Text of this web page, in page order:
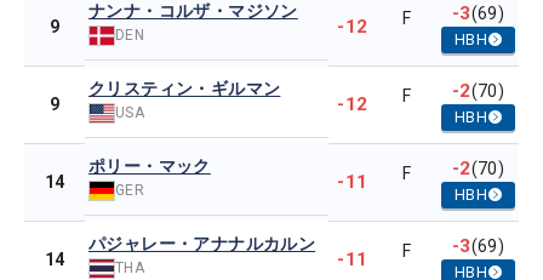
9
ナンナ・コルザ・マジソン
DEN -12 F -3(69)
HBH
9
クリスティン・ギルマン
USA -12 F -2(70)
HBH
14
ポリー・マック
GER -11 F -2(70)
HBH
14
パジャレー・アナナルカルン
THA -11 F -3(69)
HBH